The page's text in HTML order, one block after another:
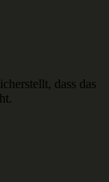
dass das